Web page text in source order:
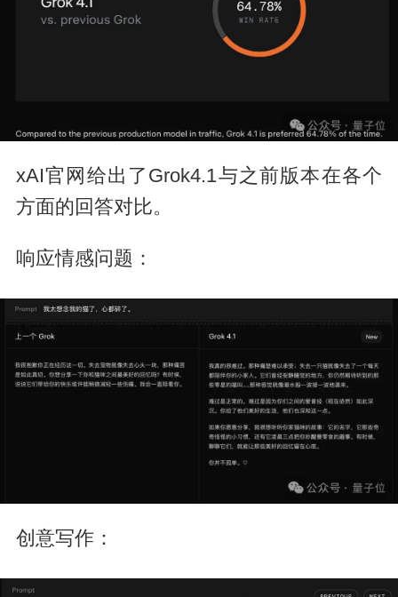
xAI官网给出了Grok4.1与之前版本在各个
方面的回答对比。
响应情感问题：
创意写作：